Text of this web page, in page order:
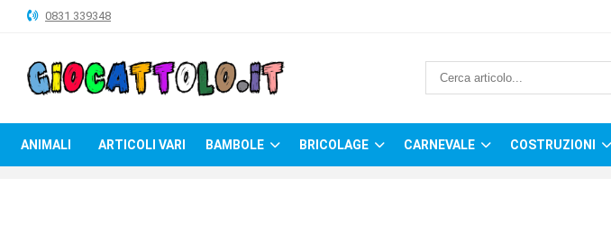
ANIMALI
BAMBOLE
0831 339348
ANIMALI ARTICOLI VARI BAMBOLE BRICOLAGE CARNEVALE COSTRUZIONI